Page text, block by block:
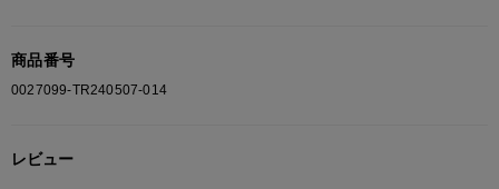
商品番号
0027099-TR240507-014
レビュー